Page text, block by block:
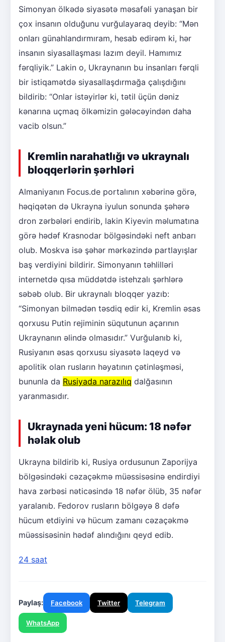
Simonyan ölkədə siyasətə məsafəli yanaşan bir
çox insanın olduğunu vurğulayaraq deyib: “Mən
onları günahlandırmıram, hesab edirəm ki, hər
insanın siyasallaşması lazım deyil. Hamımız
fərqliyik.” Lakin o, Ukraynanın bu insanları fərqli
bir istiqamətdə siyasallaşdırmağa çalışdığını
bildirib: “Onlar istəyirlər ki, tətil üçün dəniz
kənarına uçmaq ölkəmizin gələcəyindən daha
vacib olsun.”
Kremlin narahatlığı və ukraynalı
bloqqerlərin şərhləri
Almaniyanın Focus.de portalının xəbərinə görə,
həqiqətən də Ukrayna iyulun sonunda şəhərə
dron zərbələri endirib, lakin Kiyevin məlumatına
görə hədəf Krasnodar bölgəsindəki neft anbarı
olub. Moskva isə şəhər mərkəzində partlayışlar
baş verdiyini bildirir. Simonyanın təhlilləri
internetdə qısa müddətdə istehzalı şərhlərə
səbəb olub. Bir ukraynalı bloqqer yazıb:
“Simonyan bilmədən təsdiq edir ki, Kremlin əsas
qorxusu Putin rejiminin süqutunun açarının
Ukraynanın əlində olmasıdır.” Vurğulanıb ki,
Rusiyanın əsas qorxusu siyasətə laqeyd və
apolitik olan rusların həyatının çətinləşməsi,
bununla da Rusiyada narazılıq dalğasının
yaranmasıdır.
Ukraynada yeni hücum: 18 nəfər
həlak olub
Ukrayna bildirib ki, Rusiya ordusunun Zaporijya
bölgəsindəki cəzaçəkmə müəssisəsinə endirdiyi
hava zərbəsi nəticəsində 18 nəfər ölüb, 35 nəfər
yaralanıb. Fedorov rusların bölgəyə 8 dəfə
hücum etdiyini və hücum zamanı cəzaçəkmə
müəssisəsinin hədəf alındığını qeyd edib.
24 saat
Paylaş: Facebook Twitter Telegram
WhatsApp